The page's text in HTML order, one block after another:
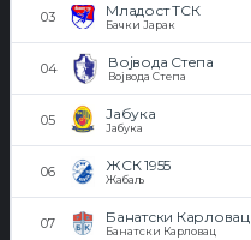
Младост ТСК
Бачки Јарак
Војвода Степа
Војвода Степа
Јабука
Јабука
ЖСК 1955
Жабаљ
Банатски Карловац
Банатски Карловац